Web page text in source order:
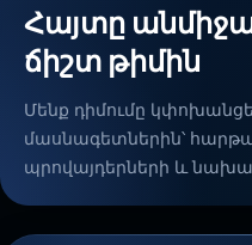
Հայտը
ճիշտ թիմին
Մենք դիմումը
մասնագետներին՝
պրովայդերների և